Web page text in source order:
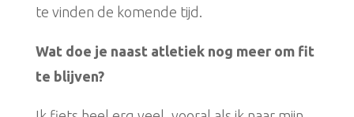
te vinden de komende tijd.
Wat doe je naast atletiek nog meer om fit
te blijven?